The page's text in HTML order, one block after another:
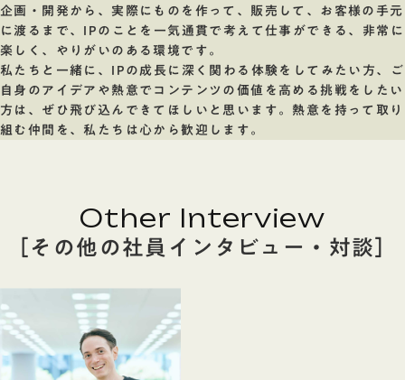
企画・開発から、実際にものを作って、販売して、お客様の手元
に渡るまで、IPのことを一気通貫で考えて仕事ができる、非常に
楽しく、やりがいのある環境です。
私たちと一緒に、IPの成長に深く関わる体験をしてみたい方、ご
自身のアイデアや熱意でコンテンツの価値を高める挑戦をしたい
方は、ぜひ飛び込んできてほしいと思います。熱意を持って取り
組む仲間を、私たちは心から歓迎します。
Other Interview
［その他の社員インタビュー・対談］